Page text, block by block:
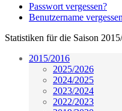
Passwort vergessen?
Benutzername
Statistiken für die Saison
2015/2016
2025/2026
2024/2025
2023/2024
2022/2023